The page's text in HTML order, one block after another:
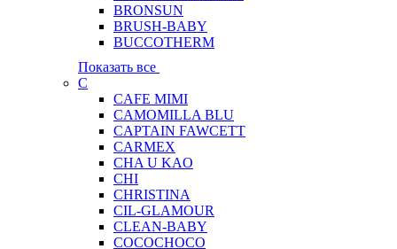
BRONSUN
BRUSH-BABY
BUCCOTHERM
Показать все
C
CAFE MIMI
CAMOMILLA BLU
CAPTAIN FAWCETT
CARMEX
CHA U KAO
CHI
CHRISTINA
CIL-GLAMOUR
CLEAN-BABY
COCOCHOCO